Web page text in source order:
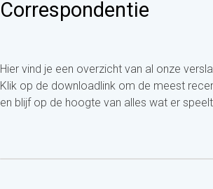
Correspondentie
Hier vind je een overzicht van al onze
Klik op de downloadlink om de meest
en blijf op de hoogte van alles wat er